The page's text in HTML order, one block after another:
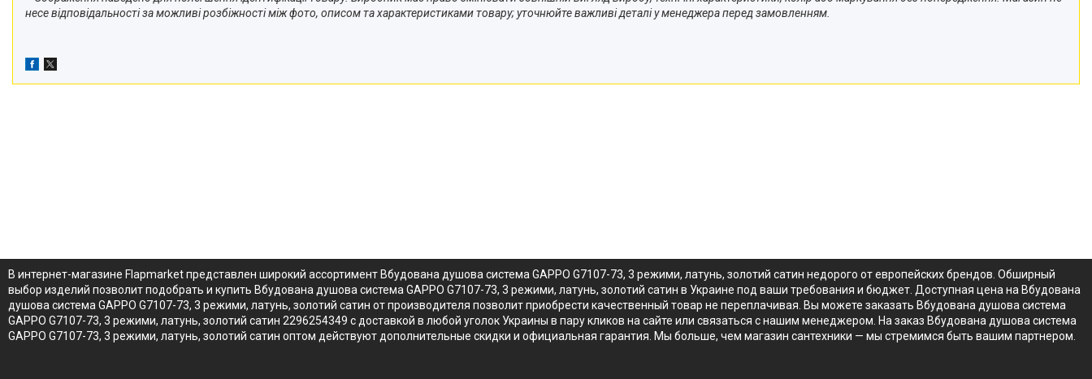
несе відповідальності за можливі розбіжності між фото, описом та характеристиками товару; уточнюйте важливі деталі у менеджера перед замовленням.
В интернет-магазине Flapmarket представлен широкий ассортимент Вбудована душова система GAPPO G7107-73, 3 режими, латунь, золотий сатин недорого от европейских брендов. Обширный
выбор изделий позволит подобрать и купить Вбудована душова система GAPPO G7107-73, 3 режими, латунь, золотий сатин в Украине под ваши требования и бюджет. Доступная цена на Вбудована
душова система GAPPO G7107-73, 3 режими, латунь, золотий сатин от производителя позволит приобрести качественный товар не переплачивая. Вы можете заказать Вбудована душова система
GAPPO G7107-73, 3 режими, латунь, золотий сатин 2296254349 с доставкой в любой уголок Украины в пару кликов на сайте или связаться с нашим менеджером. На заказ Вбудована душова система
GAPPO G7107-73, 3 режими, латунь, золотий сатин оптом действуют дополнительные скидки и официальная гарантия. Мы больше, чем магазин сантехники — мы стремимся быть вашим партнером.